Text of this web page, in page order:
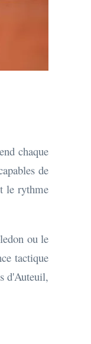
chaque
de
le rythme
ou le
tactique
d'Auteuil,